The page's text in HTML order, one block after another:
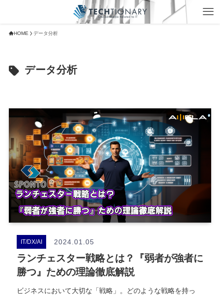
HOME データ分析
データ分析
IT/DX/AI 2024.01.05
ランチェスター戦略とは？『弱者が強者に
勝つ』ための理論徹底解説
ビジネスにおいて大切な「戦略」。どのような戦略を持っ